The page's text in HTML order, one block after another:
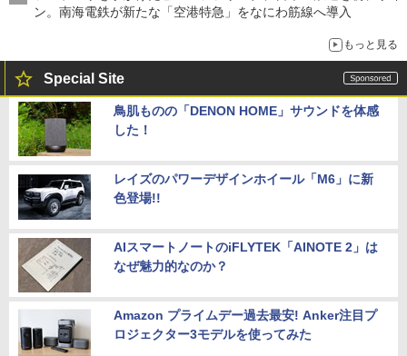
ン。南海電鉄が新たな「空港特急」をなにわ筋線へ導入
もっと見る
Special Site
鳥肌ものの「DENON HOME」サウンドを体感
した！
レイズのパワーデザインホイール「M6」に新
色登場!!
AIスマートノートのiFLYTEK「AINOTE 2」は
なぜ魅力的なのか？
Amazon プライムデー過去最安! Anker注目プ
ロジェクター3モデルを使ってみた